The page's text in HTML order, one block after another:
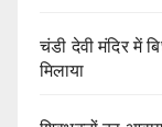
चंडी देवी मंदिर में
मिलाया